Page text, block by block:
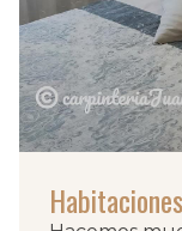
Habitaciones